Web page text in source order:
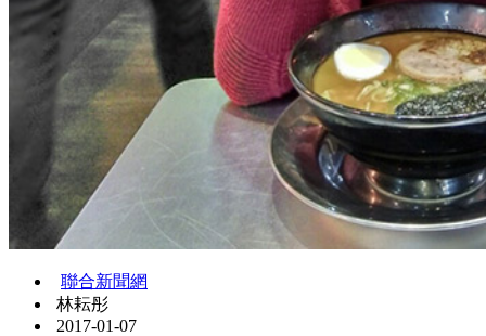
聯合新聞網
林耘彤
2017-01-07